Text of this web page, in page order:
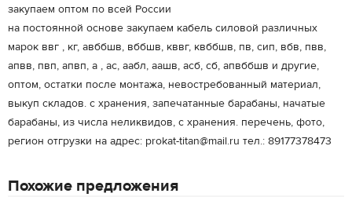
закупаем оптом по всей России
на постоянной основе закупаем кабель силовой различных
марок ввг , кг, авббшв, вббшв, кввг, квббшв, пв, сип, вбв, пвв,
апвв, пвп, апвп, а , ас, аабл, аашв, асб, сб, апвббшв и другие,
оптом, остатки после монтажа, невостребованный материал,
выкуп складов. с хранения, запечатанные барабаны, начатые
барабаны, из числа неликвидов, с хранения. перечень, фото,
регион отгрузки на адрес: prokat-titan@mail.ru тел.: 89177378473
Похожие предложения